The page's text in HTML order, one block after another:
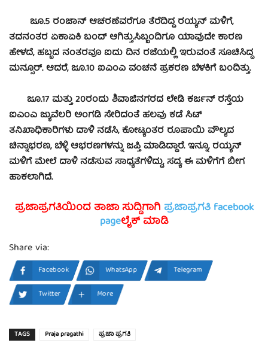
ಜೂ.5 ರಂಜಾನ್‍ ಆಚರಣೆವರೆಗೂ ತೆರೆದಿದ್ದ ರಯ್ಯನ್ ಮಳಿಗೆ,
ತದನಂತರ ಏಕಾಏಕಿ ಬಂದ್ ಆಗಿತ್ತು.ಸಿಬ್ಬಂದಿಗೂ ಯಾವುದೇ ಕಾರಣ
ಹೇಳದೆ, ಹಬ್ಬದ ನಂತರವೂ ಐದು ದಿನ ರಜೆಯಲ್ಲಿ ಇರುವಂತೆ ಸೂಚಿಸಿದ್ದ
ಮನ್ಸೂರ್. ಆದರೆ, ಜೂ.10 ಐಎಂಎ ವಂಚನೆ ಪ್ರಕರಣ ಬೆಳಕಿಗೆ ಬಂದಿತ್ತು.
ಜೂ.17 ಮತ್ತು 20ರಂದು ಶಿವಾಜಿನಗರದ ಲೇಡಿ ಕರ್ಜನ್ ರಸ್ತೆಯ
ಐಎಂಎ ಜ್ಯುವೆಲರಿ ಅಂಗಡಿ ಸೇರಿದಂತೆ ಹಲವು ಕಡೆ ಸಿಟ್
ತನಿಖಾಧಿಕಾರಿಗಳು ದಾಳಿ ನಡೆಸಿ, ಕೋಟ್ಯಂತರ ರೂಪಾಯಿ ವೌಲ್ಯದ
ಚಿನ್ನಾಭರಣ, ಬೆಳ್ಳಿ ಆಭರಣಗಳನ್ನು ಜಪ್ತಿ ಮಾಡಿದ್ದಾರೆ. ಇನ್ನೂ, ರಯ್ಯನ್
ಮಳಿಗೆ ಮೇಲೆ ದಾಳಿ ನಡೆಸುವ ಸಾಧ್ಯತೆಗಳಿದ್ದು, ಸದ್ಯ ಈ ಮಳಿಗೆಗೆ ಬೀಗ
ಹಾಕಲಾಗಿದೆ.
ಪ್ರಜಾಪ್ರಗತಿಯಿಂದ ತಾಜಾ ಸುದ್ದಿಗಾಗಿ ಪ್ರಜಾಪ್ರಗತಿ facebook
pageಲೈಕ್ ಮಾಡಿ
Share via:
Facebook WhatsApp
Telegram
Twitter
More
TAGS Praja pragathi ಪ್ರಜಾ ಪ್ರಗತಿ